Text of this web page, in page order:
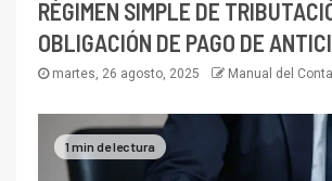
RÉGIMEN SIMPLE DE
OBLIGACIÓN DE PAGO DE
martes, 26 agosto, 2025 Manual del
1 min de lectura